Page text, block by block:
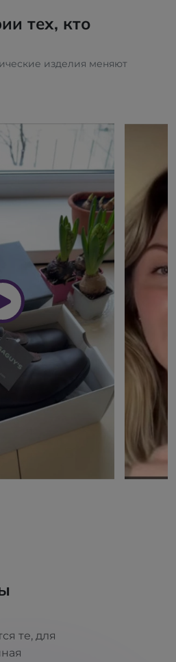
тех, кто
изделия меняют
те, для